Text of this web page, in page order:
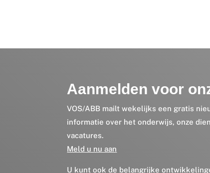
Aanmelden voor
VOS/ABB mailt wekelijks een gratis
informatie over het onderwijs, onze
vacatures.
Meld u nu aan
U kunt ook de belangrijke